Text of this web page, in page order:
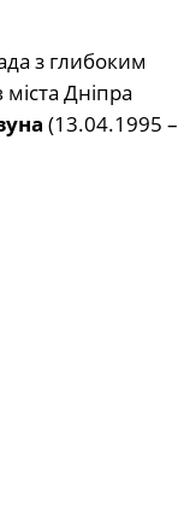
з глибоким
Дніпра
(13.04.1995 –